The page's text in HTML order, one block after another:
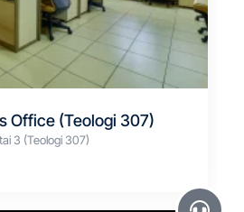
Office (Teologi 307)
3 (Teologi 307)